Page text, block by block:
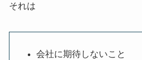
それは
会社に期待しないこと